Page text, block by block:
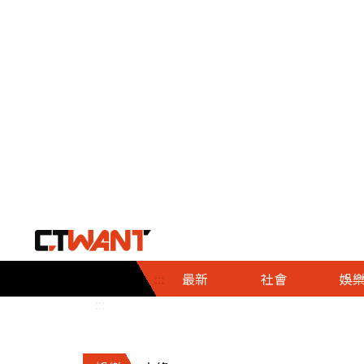
::: 最新 社會
社會首頁
時事
調查
娛樂
娛樂首頁
即時
財經首頁
熱線
政